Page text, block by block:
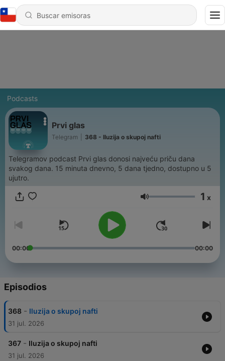
Podcasts
Prvi glas
Telegram 368 - Iluzija o skupoj nafti
Telegramov podcast Prvi glas donosi najveću priču dana
svakog dana. 15 minuta dnevno, 5 dana tjedno, dostupno u 5
ujutro.
Volumen 1 x
00:00 00:00
Episodios
368 - Iluzija o skupoj nafti
31 jul. 2026
367 - Iluzija o skupoj nafti
31 jul. 2026